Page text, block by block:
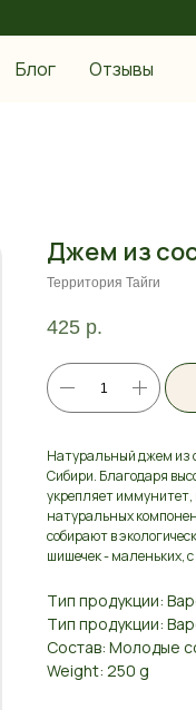
Блог Отзывы
Джем из
Территория Тайги
425 р.
Натуральный джем из
Сибири. Благодаря
укрепляет иммунитет,
натуральных
собирают в
шишечек - маленьких,
Тип продукции:
Тип продукции:
Состав: Молодые
Weight: 250 g